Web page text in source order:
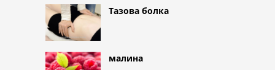
Тазова болка
малина